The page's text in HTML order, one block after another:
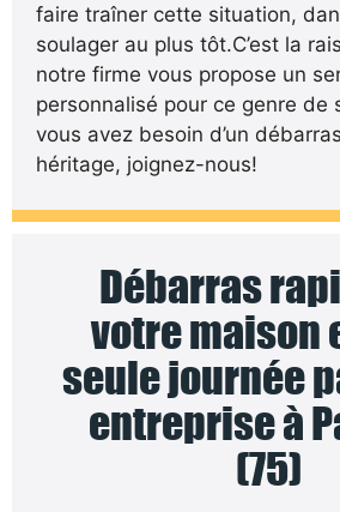
faire traîner cette situation,
soulager au plus tôt.C’est la
notre firme vous propose un
personnalisé pour ce genre de
vous avez besoin d’un
héritage, joignez-nous!
Débarras
votre maison
seule journée
entreprise à
(75)